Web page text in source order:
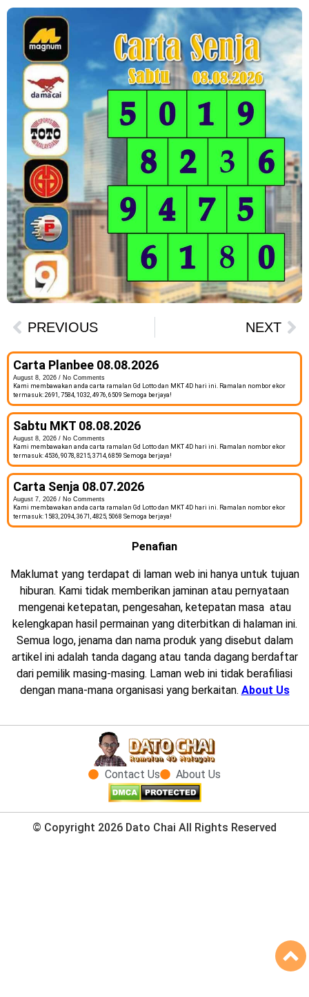
PREVIOUS NEXT
Carta Planbee 08.08.2026
August 8, 2026
No Comments
Kami membawakan anda carta ramalan Gd Lotto dan MKT 4D hari ini. Ramalan nombor ekor
termasuk: 2691, 7584, 1032, 4976, 6509 Semoga berjaya!
Sabtu MKT 08.08.2026
August 8, 2026
No Comments
Kami membawakan anda carta ramalan Gd Lotto dan MKT 4D hari ini. Ramalan nombor ekor
termasuk: 4536, 9078, 8215, 3714, 6859 Semoga berjaya!
Carta Senja 08.07.2026
August 7, 2026
No Comments
Kami membawakan anda carta ramalan Gd Lotto dan MKT 4D hari ini. Ramalan nombor ekor
termasuk: 1583, 2094, 3671, 4825, 5068 Semoga berjaya!
Penafian
Maklumat yang terdapat di laman web ini hanya untuk tujuan
hiburan. Kami tidak memberikan jaminan atau pernyataan
mengenai ketepatan, pengesahan, ketepatan masa atau
kelengkapan hasil permainan yang diterbitkan di halaman ini.
Semua logo, jenama dan nama produk yang disebut dalam
artikel ini adalah tanda dagang atau tanda dagang berdaftar
dari pemilik masing-masing. Laman web ini tidak berafiliasi
dengan mana-mana organisasi yang berkaitan. About Us
Contact Us About Us
© Copyright 2026 Dato Chai All Rights Reserved